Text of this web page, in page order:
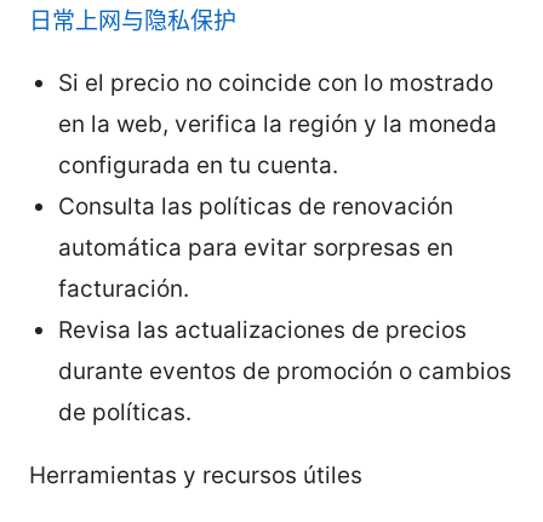
日常上网与隐私保护
Si el precio no coincide con lo mostrado
en la web, verifica la región y la moneda
configurada en tu cuenta.
Consulta las políticas de renovación
automática para evitar sorpresas en
facturación.
Revisa las actualizaciones de precios
durante eventos de promoción o cambios
de políticas.
Herramientas y recursos útiles